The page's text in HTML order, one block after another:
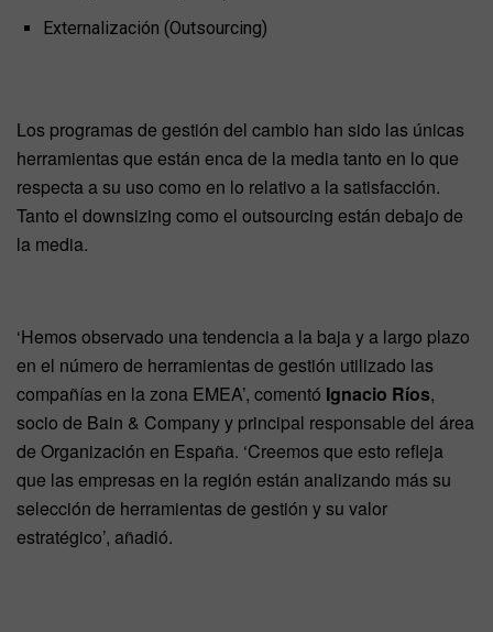
Externalización (Outsourcing)
Los programas de gestión del cambio han sido las únicas
herramientas que están enca de la media tanto en lo que
respecta a su uso como en lo relativo a la satisfacción.
Tanto el downsizing como el outsourcing están debajo de
la media.
‘Hemos observado una tendencia a la baja y a largo plazo
en el número de herramientas de gestión utilizado las
compañías en la zona EMEA’, comentó Ignacio Ríos,
socio de Bain & Company y principal responsable del área
de Organización en España. ‘Creemos que esto refleja
que las empresas en la región están analizando más su
selección de herramientas de gestión y su valor
estratégico’, añadió.